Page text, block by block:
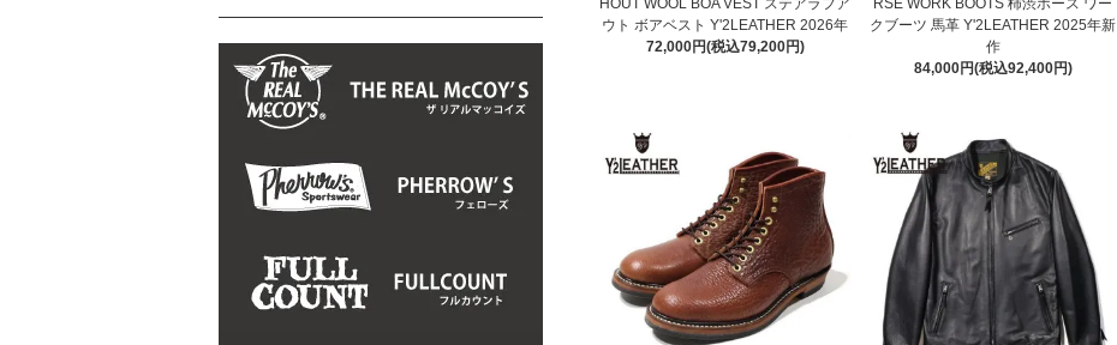
HOUT WOOL BOA VEST ステアラフア
ウト ボアベスト Y'2LEATHER 2026年
72,000円(税込79,200円)
RSE WORK BOOTS 柿渋ホース ワー
クブーツ 馬革 Y'2LEATHER 2025年新
作
84,000円(税込92,400円)